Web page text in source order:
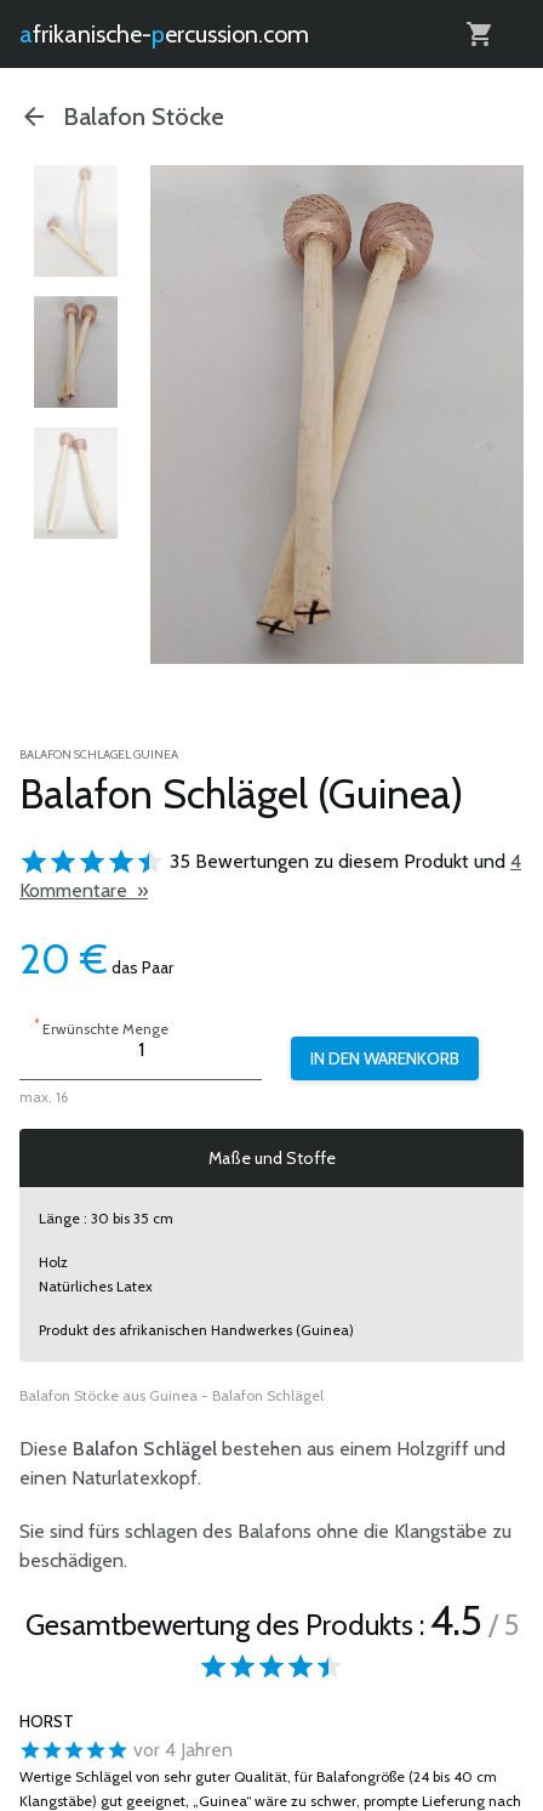
afrikanische- percussion.com
Balafon Stöcke
BALAFON SCHLAGEL GUINEA
Balafon Schlägel (Guinea)
35 Bewertungen zu diesem Produkt und 4
Kommentare »
20 € das Paar
*Erwünschte Menge
max. 16
Maße und Stoffe
Länge : 30 bis 35 cm
Holz
Natürliches Latex
Produkt des afrikanischen Handwerkes (Guinea)
Balafon Stöcke aus Guinea - Balafon Schlägel
Diese Balafon Schlägel bestehen aus einem Holzgriff und
einen Naturlatexkopf.
Sie sind fürs schlagen des Balafons ohne die Klangstäbe zu
beschädigen.
Gesamtbewertung des Produkts :4.5 / 5
HORST
vor 4 Jahren
Wertige Schlägel von sehr guter Qualität, für Balafongröße (24 bis 40 cm
Klangstäbe) gut geeignet, „Guinea“ wäre zu schwer, prompte Lieferung nach